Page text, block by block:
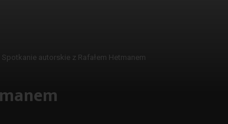
Spotkanie autorskie z Rafałem Hetmanem